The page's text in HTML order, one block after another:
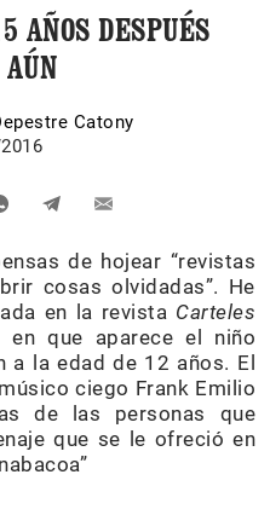
AÑOS DESPUÉS
Catony
de hojear “revistas
cosas olvidadas”. He
en la revista Carteles
que aparece el niño
a la edad de 12 años. El
ciego Frank Emilio
de las personas que
que se le ofreció en